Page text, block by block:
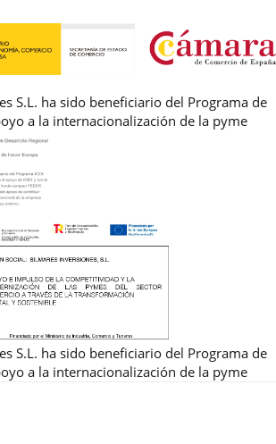
S.L. ha sido beneficiario del Programa de
a la internacionalización de la pyme
S.L. ha sido beneficiario del Programa de
a la internacionalización de la pyme